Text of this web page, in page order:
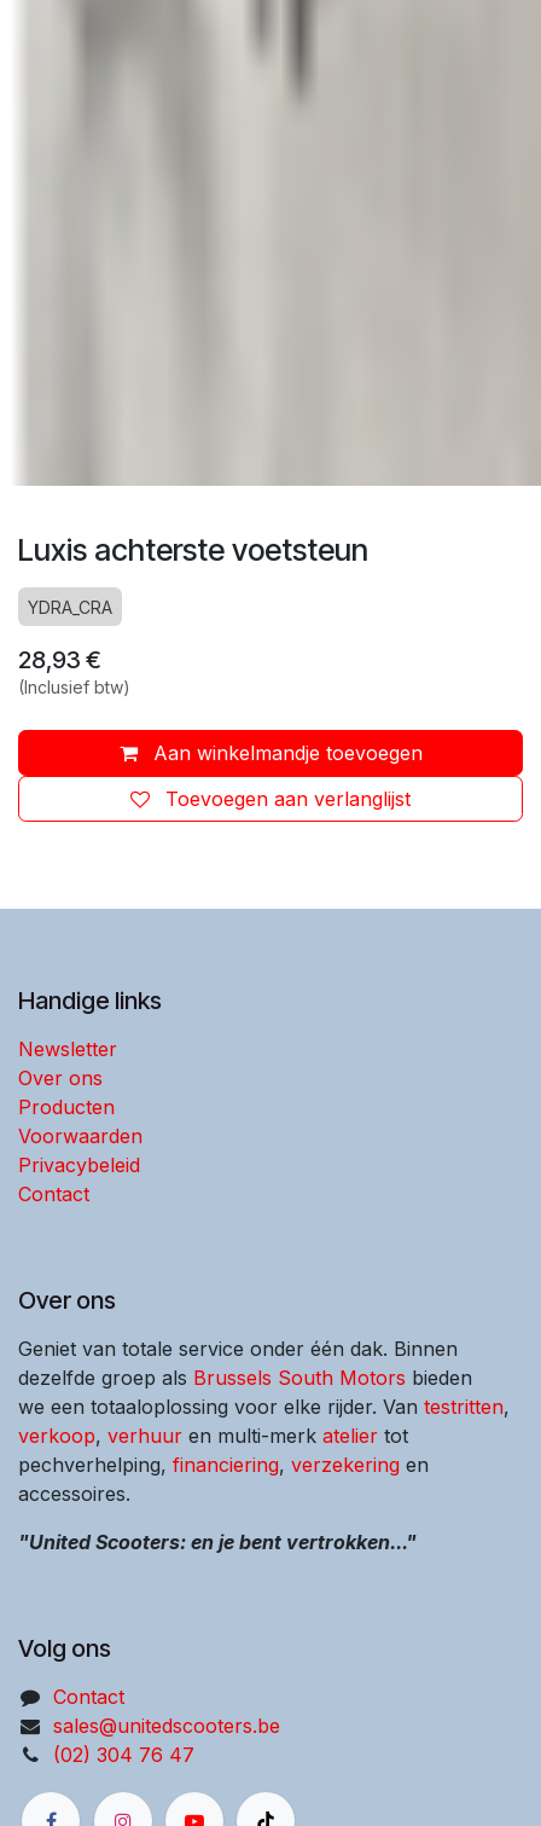
Luxis achterste voetsteun
YDRA_CRA
28,93 €
(Inclusief btw)
Aan winkelmandje toevoegen
Toevoegen aan verlanglijst
Handige links
Newsletter
Over ons
Producten
Voorwaarden
Privacybeleid
Contact
Over ons
Geniet van totale service onder één dak. Binnen
dezelfde groep als Brussels South Motors bieden
we een totaaloplossing voor elke rijder. Van testritten,
verkoop, verhuur en multi-merk atelier tot
pechverhelping, financiering, verzekering en
accessoires.
"United Scooters: en je bent vertrokken..."
Volg ons
Contact
sales@unitedscooters.be
(02) 304 76 47